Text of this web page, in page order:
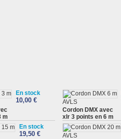
m
En stock
10,00 €
AVLS
Cordon DMX avec
xlr 3 points en 6 m
En stock
19,50 € AVLS